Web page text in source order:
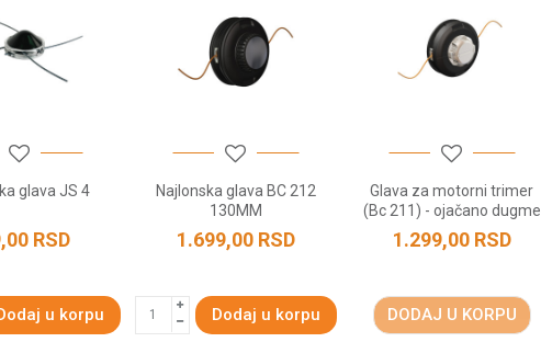
glava JS 4
RSD
u korpu
Najlonska glava BC 212
130MM
1.699,00 RSD
Dodaj u korpu
Glava za motorni trimer
(Bc 211) - ojačano dugme
1.299,00 RSD
DODAJ U KORPU